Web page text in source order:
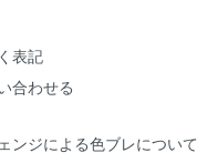
表記
合わせる
ンジによる色ブレについて